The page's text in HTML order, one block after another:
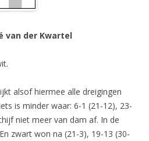
van der Kwartel
alsof hiermee alle dreigingen
is minder waar: 6-1 (21-12), 23-
niet meer van dam af. In de
zwart won na (21-3), 19-13 (30-